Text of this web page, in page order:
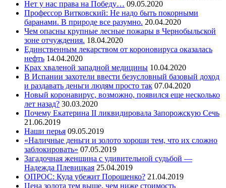
Нет у нас права на Победу… 09.05.2020
Профессор Витковский: Не надо быть покорными
баранами. В природе все разумно. 20.04.2020
Чем опасны крупные лесные пожары в Чернобыльской
зоне отчуждения. 18.04.2020
Единственным лекарством от короновируса оказалась
нефть 14.04.2020
Крах хваленой западной медицины 10.04.2020
В Испании захотели ввести безусловный базовый доход
и раздавать деньги людям просто так 07.04.2020
Новый коронавирус, возможно, появился еще несколько
лет назад? 30.03.2020
Почему Екатерина II ликвидировала Запорожскую Сечь
21.06.2019
Наши перья 09.05.2019
«Наличные деньги и золото хороши тем, что их сложно
заблокировать» 07.05.2019
Загадочная женщина с удивительной судьбой —
Надежда Плевицкая 25.04.2019
ОПРОС: Куда убежит Порошенко? 21.04.2019
Цена золота тем выше, чем ниже стоимость